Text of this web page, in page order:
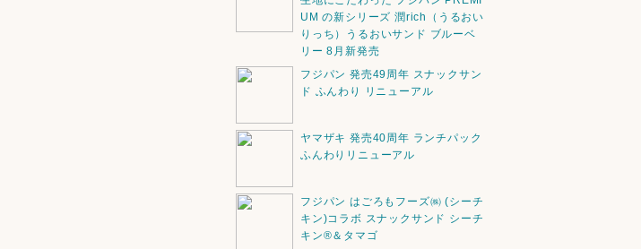
UM の新シリーズ 潤rich（うるおい
りっち）うるおいサンド ブルーベ
リー 8月新発売
フジパン 発売49周年 スナックサン
ド ふんわり リニューアル
ヤマザキ 発売40周年 ランチパック
ふんわりリニューアル
フジパン はごろもフーズ㈱ (シーチ
キン)コラボ スナックサンド シーチ
キン®️＆タマゴ